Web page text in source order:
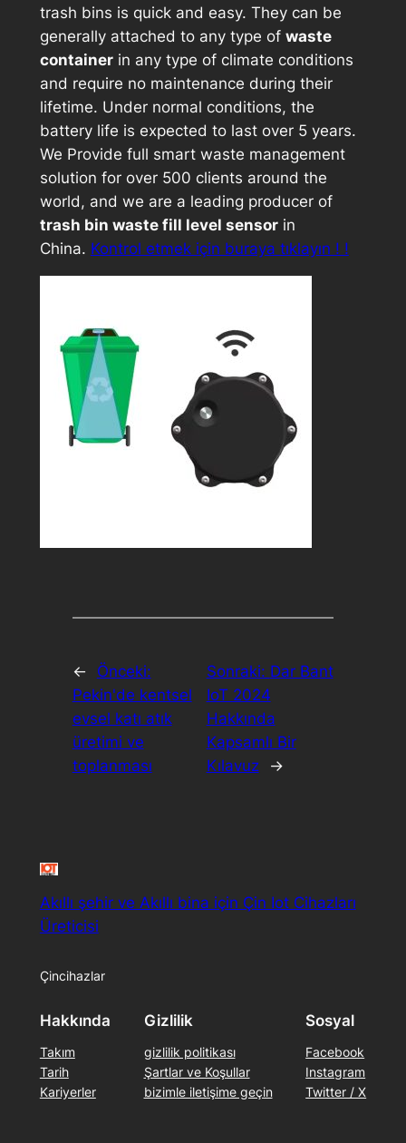
trash bins is quick and easy. They can be
generally attached to any type of waste
containerin any type of climate conditions
and require no maintenance during their
lifetime. Under normal conditions, the
battery life is expected to last over 5 years.
We Provide full smart waste management
solution for over 500 clients around the
world, and we are a leading producer of
trash bin waste fill level sensorin
China. Kontrol etmek için buraya tıklayın ! !
←
Önceki:
Pekin'de kentsel
evsel katı atık
üretimi ve
toplanması
Sonraki: Dar Bant
IoT 2024
Hakkında
Kapsamlı Bir
Kılavuz
→
Akıllı şehir ve Akıllı bina için Çin Iot Cihazları
Üreticisi
Çincihazlar
Hakkında
Takım
Tarih
Kariyerler
Gizlilik
gizlilik politikası
Şartlar ve Koşullar
bizimle iletişime geçin
Sosyal
Facebook
Instagram
Twitter / X